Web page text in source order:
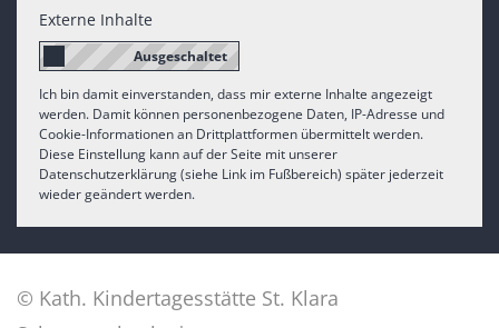
Externe Inhalte
Ich bin damit einverstanden, dass mir externe Inhalte angezeigt
werden. Damit können personenbezogene Daten, IP-Adresse und
Cookie-Informationen an Drittplattformen übermittelt werden.
Diese Einstellung kann auf der Seite mit unserer
Datenschutzerklärung (siehe Link im Fußbereich) später jederzeit
wieder geändert werden.
© Kath. Kindertagesstätte St. Klara